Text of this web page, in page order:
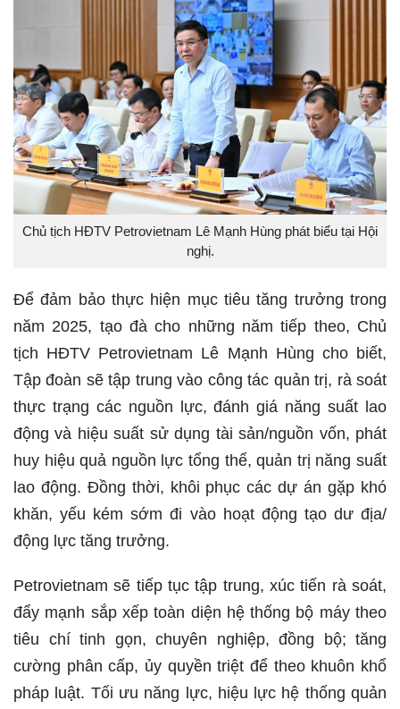
Chủ tịch HĐTV Petrovietnam Lê Mạnh Hùng phát biểu tại Hội
nghị.
Để đảm bảo thực hiện mục tiêu tăng trưởng trong
năm 2025, tạo đà cho những năm tiếp theo, Chủ
tịch HĐTV Petrovietnam Lê Mạnh Hùng cho biết,
Tập đoàn sẽ tập trung vào công tác quản trị, rà soát
thực trạng các nguồn lực, đánh giá năng suất lao
động và hiệu suất sử dụng tài sản/nguồn vốn, phát
huy hiệu quả nguồn lực tổng thể, quản trị năng suất
lao động. Đồng thời, khôi phục các dự án gặp khó
khăn, yếu kém sớm đi vào hoạt động tạo dư địa/
động lực tăng trưởng.
Petrovietnam sẽ tiếp tục tập trung, xúc tiến rà soát,
đẩy mạnh sắp xếp toàn diện hệ thống bộ máy theo
tiêu chí tinh gọn, chuyên nghiệp, đồng bộ; tăng
cường phân cấp, ủy quyền triệt để theo khuôn khổ
pháp luật. Tối ưu năng lực, hiệu lực hệ thống quản